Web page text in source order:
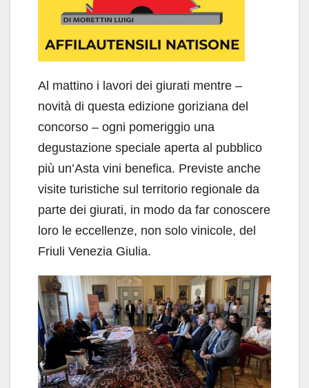
Al mattino i lavori dei giurati mentre –
novità di questa edizione goriziana del
concorso – ogni pomeriggio una
degustazione speciale aperta al pubblico
più un’Asta vini benefica. Previste anche
visite turistiche sul territorio regionale da
parte dei giurati, in modo da far conoscere
loro le eccellenze, non solo vinicole, del
Friuli Venezia Giulia.